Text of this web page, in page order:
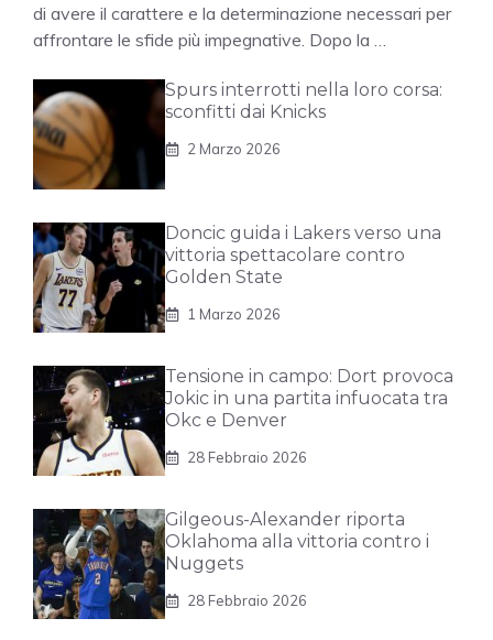
di avere il carattere e la determinazione necessari per
affrontare le sfide più impegnative. Dopo la …
Spurs interrotti nella loro corsa:
sconfitti dai Knicks
2 Marzo 2026
Doncic guida i Lakers verso una
vittoria spettacolare contro
Golden State
1 Marzo 2026
Tensione in campo: Dort provoca
Jokic in una partita infuocata tra
Okc e Denver
28 Febbraio 2026
Gilgeous-Alexander riporta
Oklahoma alla vittoria contro i
Nuggets
28 Febbraio 2026